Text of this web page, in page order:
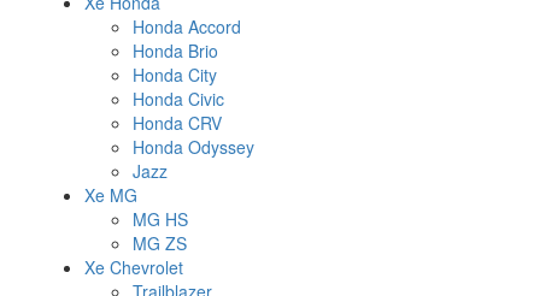
Honda Accord
Honda Brio
Honda City
Honda Civic
Honda CRV
Honda Odyssey
Jazz
Xe MG
MG HS
MG ZS
Xe Chevrolet